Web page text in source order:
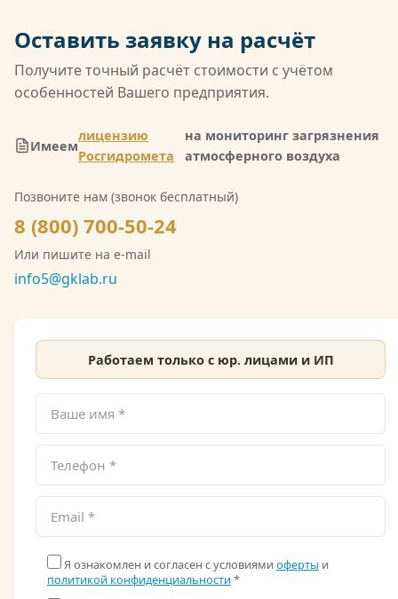
того, компания имеет лицензию Росгидромета
(Л039-00117-77/02547257) на деятельность в
области гидрометеорологии, включающую
водных объектов и почв. Также имеется допуск
СРО на выполнение инженерно-экологических
Росгидромета можно ознакомиться на сайте.
Оставить заявку на расчёт
Получите точный расчёт стоимости с учётом
особенностей Вашего предприятия.
Имеем
лицензию
Росгидромета
на мониторинг загрязнения
атмосферного воздуха
Позвоните нам (звонок бесплатный)
8 (800) 700-50-24
Или пишите на e-mail
info5@gklab.ru
Работаем только с юр. лицами и ИП
Я ознакомлен и согласен с условиями оферты и
политикой конфиденциальности*